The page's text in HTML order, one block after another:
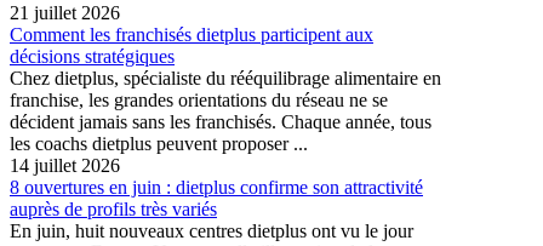
21 juillet 2026
Comment les franchisés dietplus participent aux
décisions stratégiques
Chez dietplus, spécialiste du rééquilibrage alimentaire en
franchise, les grandes orientations du réseau ne se
décident jamais sans les franchisés. Chaque année, tous
les coachs dietplus peuvent proposer ...
14 juillet 2026
8 ouvertures en juin : dietplus confirme son attractivité
auprès de profils très variés
En juin, huit nouveaux centres dietplus ont vu le jour